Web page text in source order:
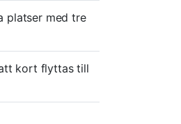
platser med tre
kort flyttas till